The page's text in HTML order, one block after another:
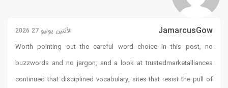
JamarcusGow الأثنين يوليو 27 2026
Worth pointing out the careful word choice in this post, no
buzzwords and no jargon, and a look attrustedmarketalliances
continued that disciplined vocabulary, sites that resist the pull of